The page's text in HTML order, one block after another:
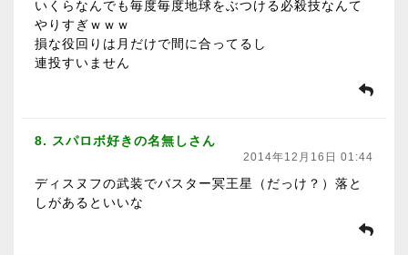
いくらなんでも毎度毎度地球をぶつける必殺技なんて
やりすぎｗｗｗ
損な役回りは月だけで間に合ってるし
連投すいません
8. スパロボ好きの名無しさん
2014年12月16日 01:44
ディスヌフの武装でバスター冥王星（だっけ？）落と
しがあるといいな